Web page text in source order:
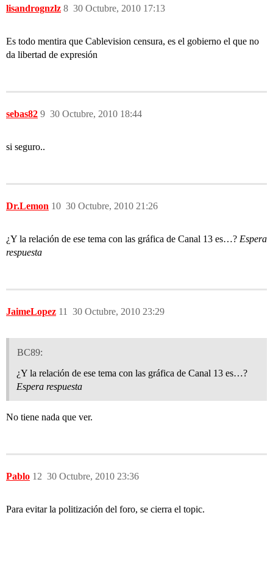
lisandrognzlz 30 Octubre, 2010 17:13
8
Es todo mentira que Cablevision censura, es el gobierno el que no
da libertad de expresión
sebas82 30 Octubre, 2010 18:44
9
si seguro..
Dr.Lemon 30 Octubre, 2010 21:26
10
¿Y la relación de ese tema con las gráfica de Canal 13 es…? Espera
respuesta
JaimeLopez 30 Octubre, 2010 23:29
11
BC89:
¿Y la relación de ese tema con las gráfica de Canal 13 es…?
Espera respuesta
No tiene nada que ver.
Pablo 30 Octubre, 2010 23:36
12
Para evitar la politización del foro, se cierra el topic.